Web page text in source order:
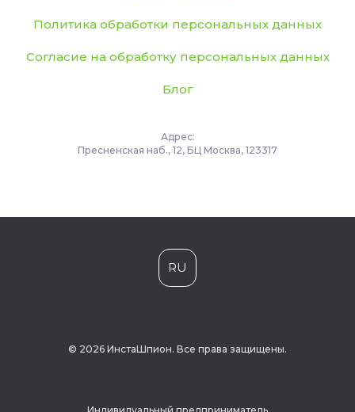
Политика обработки персональных данных
Согласие на обработку персональных данных
Блог
Адрес:
Пресненская наб., 12, БЦ Москва, 123317
RU
© 2026 ИнстаШпион. Все права защищены.